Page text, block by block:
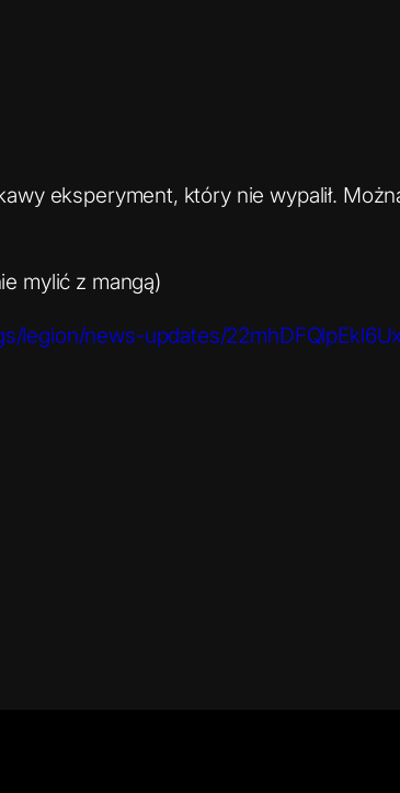
eksperyment, który nie wypalił.
mylić z mangą)
legion/news-updates/